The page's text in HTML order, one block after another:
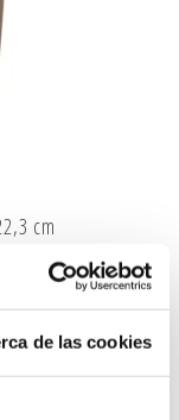
de las cookies
cm